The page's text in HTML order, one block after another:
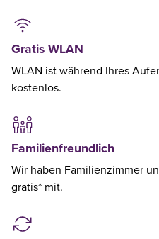
Gratis WLAN
WLAN ist während Ihres
kostenlos.
Familienfreundlich
Wir haben Familienzimmer
gratis* mit.